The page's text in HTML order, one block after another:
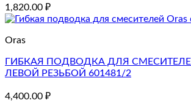
1,820.00 ₽
Oras
ГИБКАЯ ПОДВОДКА ДЛЯ
ЛЕВОЙ РЕЗЬБОЙ 601481/2
4,400.00 ₽